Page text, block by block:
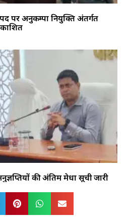
पद पर अनुकम्पा नियुक्ति अंतर्गत
की अंतिम मेधा सूची जारी